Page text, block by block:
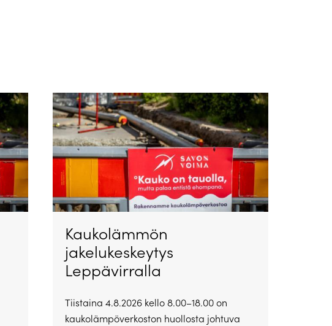
Kaukolämmön
jakelukeskeytys
Leppävirralla
Tiistaina 4.8.2026 kello 8.00–18.00 on
kaukolämpöverkoston huollosta johtuva